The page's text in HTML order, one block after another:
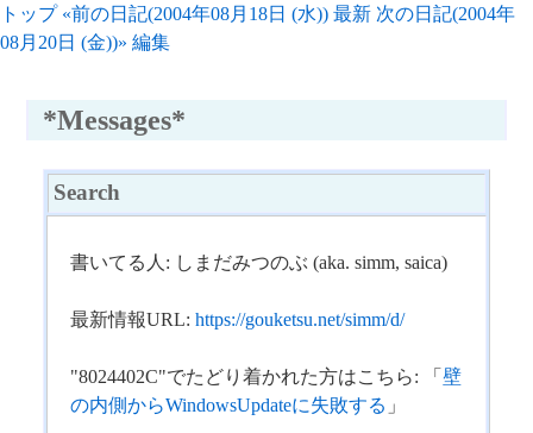
トップ «前の日記(2004年08月18日 (水)) 最新 次の日記(2004年
08月20日 (金))» 編集
*Messages*
Search
書いてる人: しまだみつのぶ (aka. simm, saica)
最新情報URL: https://gouketsu.net/simm/d/
"8024402C"でたどり着かれた方はこちら: 「 壁
の内側からWindowsUpdateに失敗する 」